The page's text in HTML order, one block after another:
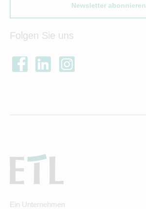
Newsletter abonnieren
Folgen Sie uns
Ein Unternehmen